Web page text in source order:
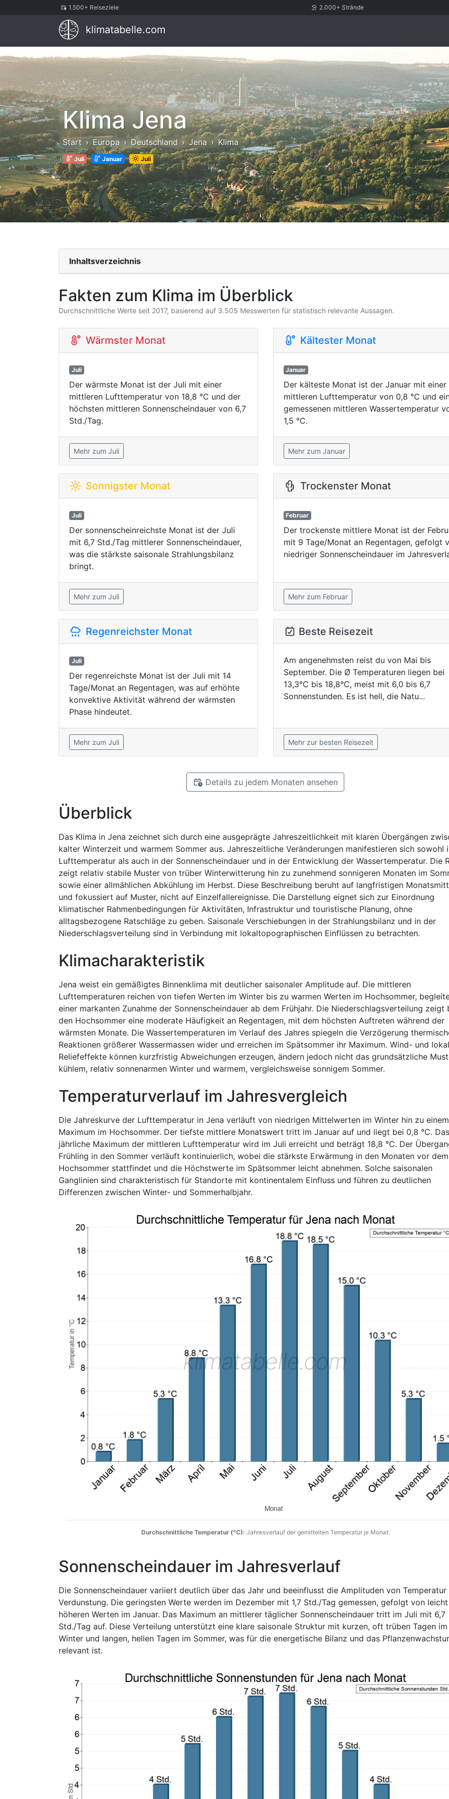
1.500+ Reiseziele 2.000+ Strände
klimatabelle.com
Klima Jena
Start Europa Deutschland Jena Klima
Juli Januar Juli
Inhaltsverzeichnis
Fakten zum Klima im Überblick
Durchschnittliche Werte seit 2017, basierend auf 3.505 Messwerten für statistisch relevante Aussagen.
Wärmster Monat
Juli
Der wärmste Monat ist der Juli mit einer
mittleren Lufttemperatur von 18,8 °C und der
höchsten mittleren Sonnenscheindauer von 6,7
Std./Tag.
Mehr zum Juli
Kältester Monat
Januar
Der kälteste Monat ist der Januar mit einer
mittleren Lufttemperatur von 0,8 °C und
gemessenen mittleren Wassertemperatur
1,5 °C.
Mehr zum Januar
Sonnigster Monat
Juli
Der sonnenscheinreichste Monat ist der Juli
mit 6,7 Std./Tag mittlerer Sonnenscheindauer,
was die stärkste saisonale Strahlungsbilanz
bringt.
Mehr zum Juli
Trockenster Monat
Februar
Der trockenste mittlere Monat ist der
mit 9 Tage/Monat an Regentagen, gefolgt
niedriger Sonnenscheindauer im
Mehr zum Februar
Regenreichster Monat
Juli
Der regenreichste Monat ist der Juli mit 14
Tage/Monat an Regentagen, was auf erhöhte
konvektive Aktivität während der wärmsten
Phase hindeutet.
Mehr zum Juli
Beste Reisezeit
Am angenehmsten reist du von Mai bis
September. Die Ø Temperaturen liegen bei
13,3°C bis 18,8°C, meist mit 6,0 bis 6,7
Sonnenstunden. Es ist hell, die Natu...
Mehr zur besten Reisezeit
Details zu jedem Monaten ansehen
Überblick
Das Klima in Jena zeichnet sich durch eine ausgeprägte Jahreszeitlichkeit mit klaren Übergängen
kalter Winterzeit und warmem Sommer aus. Jahreszeitliche Veränderungen manifestieren sich sowohl
Lufttemperatur als auch in der Sonnenscheindauer und in der Entwicklung der Wassertemperatur. Die
zeigt relativ stabile Muster von trüber Winterwitterung hin zu zunehmend sonnigeren Monaten im
sowie einer allmählichen Abkühlung im Herbst. Diese Beschreibung beruht auf langfristigen
und fokussiert auf Muster, nicht auf Einzelfallereignisse. Die Darstellung eignet sich zur Einordnung
klimatischer Rahmenbedingungen für Aktivitäten, Infrastruktur und touristische Planung, ohne
alltagsbezogene Ratschläge zu geben. Saisonale Verschiebungen in der Strahlungsbilanz und in der
Niederschlagsverteilung sind in Verbindung mit lokaltopographischen Einflüssen zu betrachten.
Klimacharakteristik
Jena weist ein gemäßigtes Binnenklima mit deutlicher saisonaler Amplitude auf. Die mittleren
Lufttemperaturen reichen von tiefen Werten im Winter bis zu warmen Werten im Hochsommer,
einer markanten Zunahme der Sonnenscheindauer ab dem Frühjahr. Die Niederschlagsverteilung zeigt
den Hochsommer eine moderate Häufigkeit an Regentagen, mit dem höchsten Auftreten während der
wärmsten Monate. Die Wassertemperaturen im Verlauf des Jahres spiegeln die Verzögerung
Reaktionen größerer Wassermassen wider und erreichen im Spätsommer ihr Maximum. Wind- und
Reliefeffekte können kurzfristig Abweichungen erzeugen, ändern jedoch nicht das grundsätzliche
kühlem, relativ sonnenarmen Winter und warmem, vergleichsweise sonnigem Sommer.
Temperaturverlauf im Jahresvergleich
Die Jahreskurve der Lufttemperatur in Jena verläuft von niedrigen Mittelwerten im Winter hin zu einem
Maximum im Hochsommer. Der tiefste mittlere Monatswert tritt im Januar auf und liegt bei 0,8 °C. Das
jährliche Maximum der mittleren Lufttemperatur wird im Juli erreicht und beträgt 18,8 °C. Der
Frühling in den Sommer verläuft kontinuierlich, wobei die stärkste Erwärmung in den Monaten vor dem
Hochsommer stattfindet und die Höchstwerte im Spätsommer leicht abnehmen. Solche saisonalen
Ganglinien sind charakteristisch für Standorte mit kontinentalem Einfluss und führen zu deutlichen
Differenzen zwischen Winter- und Sommerhalbjahr.
Durchschnittliche Temperatur (°C): Jahresverlauf der gemittelten Temperatur je Monat.
Sonnenscheindauer im Jahresverlauf
Die Sonnenscheindauer variiert deutlich über das Jahr und beeinflusst die Amplituden von Temperatur
Verdunstung. Die geringsten Werte werden im Dezember mit 1,7 Std./Tag gemessen, gefolgt von leicht
höheren Werten im Januar. Das Maximum an mittlerer täglicher Sonnenscheindauer tritt im Juli mit 6,7
Std./Tag auf. Diese Verteilung unterstützt eine klare saisonale Struktur mit kurzen, oft trüben Tagen im
Winter und langen, hellen Tagen im Sommer, was für die energetische Bilanz und das
relevant ist.